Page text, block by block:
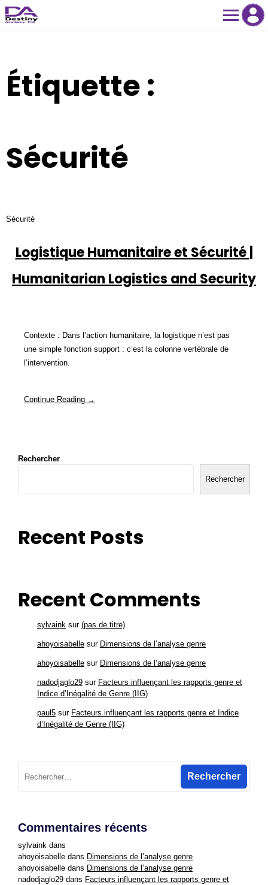
Skip
to
Étiquette :
Sécurité
Sécurité
Logistique Humanitaire et Sécurité |
Humanitarian Logistics and Security
Contexte : Dans l’action humanitaire, la logistique n’est pas
une simple fonction support : c’est la colonne vertébrale de
l’intervention.
Continue Reading →
Rechercher
Rechercher
Recent Posts
Recent Comments
sylvaink sur (pas de titre)
ahoyoisabelle sur Dimensions de l’analyse genre
ahoyoisabelle sur Dimensions de l’analyse genre
nadodjaglo29 sur Facteurs influençant les rapports genre et
Indice d’Inégalité de Genre (IIG)
paul5 sur Facteurs influençant les rapports genre et Indice
d’Inégalité de Genre (IIG)
Commentaires récents
sylvaink dans
ahoyoisabelle dans Dimensions de l’analyse genre
ahoyoisabelle dans Dimensions de l’analyse genre
nadodjaglo29 dans Facteurs influençant les rapports genre et